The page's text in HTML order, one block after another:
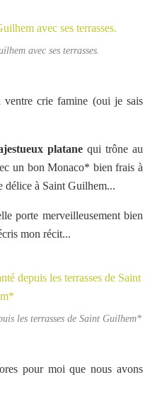
avec ses terrasses.
ventre crie famine (oui je sais
platane qui trône au
un bon Monaco* bien frais à
délice à Saint Guilhem...
porte merveilleusement bien
mon récit...
les terrasses de Saint Guilhem*
pour moi que nous avons